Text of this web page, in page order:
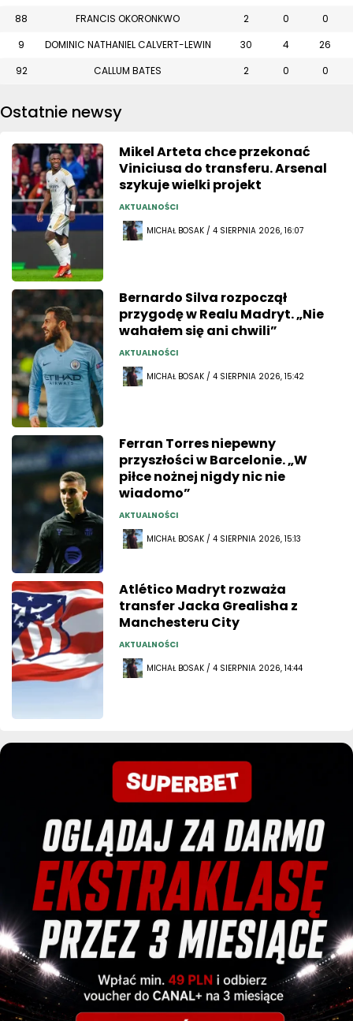
88
FRANCIS OKORONKWO 2 0
0
9
DOMINIC NATHANIEL CALVERT-LEWIN 30 4
26
92
CALLUM BATES 2 0 0
Ostatnie newsy
Mikel Arteta chce przekonać
Viniciusa do transferu. Arsenal
szykuje wielki projekt
AKTUALNOŚCI
MICHAŁ BOSAK / 4 SIERPNIA 2026, 16:07
Bernardo Silva rozpoczął
przygodę w Realu Madryt. „Nie
wahałem się ani chwili”
AKTUALNOŚCI
MICHAŁ BOSAK / 4 SIERPNIA 2026, 15:42
Ferran Torres niepewny
przyszłości w Barcelonie. „W
piłce nożnej nigdy nic nie
wiadomo”
AKTUALNOŚCI
MICHAŁ BOSAK / 4 SIERPNIA 2026, 15:13
Atlético Madryt rozważa
transfer Jacka Grealisha z
Manchesteru City
AKTUALNOŚCI
MICHAŁ BOSAK / 4 SIERPNIA 2026, 14:44